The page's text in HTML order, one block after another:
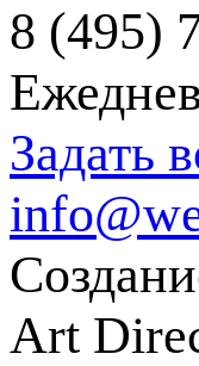
8 (495)
Задать
Art